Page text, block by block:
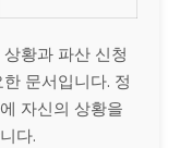
황과 파산 신청
문서입니다. 정
자신의 상황을
다.